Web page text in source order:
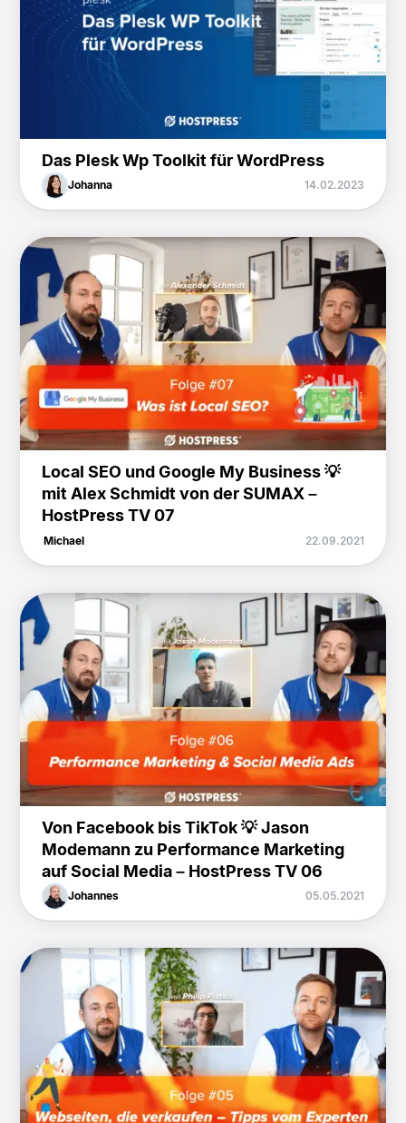
Das Plesk Wp Toolkit für WordPress
Johanna 14.02.2023
Local SEO und Google My Business 💡
mit Alex Schmidt von der SUMAX –
HostPress TV 07
Michael 22.09.2021
Von Facebook bis TikTok 💡 Jason
Modemann zu Performance Marketing
auf Social Media – HostPress TV 06
Johannes 05.05.2021